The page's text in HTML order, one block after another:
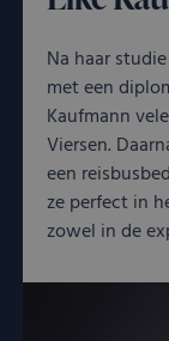
Na haar
met een
Kaufmann
Viersen.
een
ze perfect in
zowel in de